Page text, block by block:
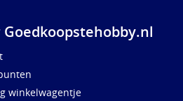
Goedkoopstehobby.nl
winkelwagentje